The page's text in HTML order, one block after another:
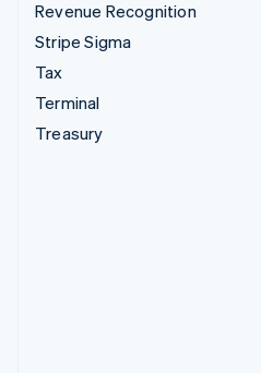
Revenue Recognition
Stripe Sigma
Tax
Terminal
Treasury